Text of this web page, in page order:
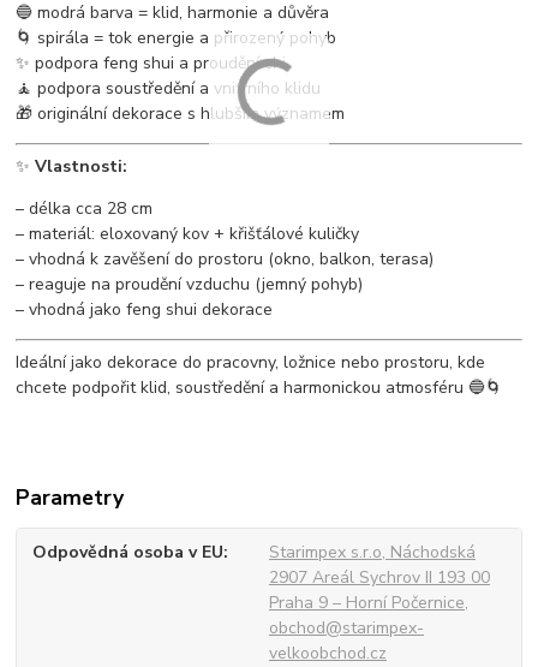
🔵 modrá barva = klid, harmonie a důvěra
🌀 spirála = tok energie a přirozený pohyb
✨ podpora feng shui a proudění chi
🧘 podpora soustředění a vnitřního klidu
🎁 originální dekorace s hlubším významem
✨Vlastnosti:
– délka cca 28 cm
– materiál: eloxovaný kov + křišťálové kuličky
– vhodná k zavěšení do prostoru (okno, balkon, terasa)
– reaguje na proudění vzduchu (jemný pohyb)
– vhodná jako feng shui dekorace
Ideální jako dekorace do pracovny, ložnice nebo prostoru, kde
chcete podpořit klid, soustředění a harmonickou atmosféru 🔵🌀
Parametry
Odpovědná osoba v EU
Starimpex s.r.o, Náchodská
2907 Areál Sychrov II 193 00
Praha 9 – Horní Počernice,
obchod@starimpex-
velkoobchod.cz